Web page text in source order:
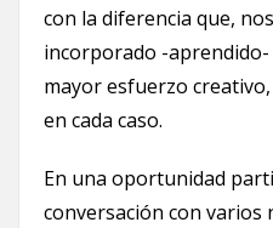
con la diferencia que,
incorporado -aprendido-
mayor esfuerzo
en cada caso.
En una oportunidad
conversación con varios